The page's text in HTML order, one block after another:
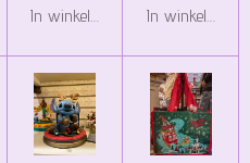
In winkelwagen In winkelwagen